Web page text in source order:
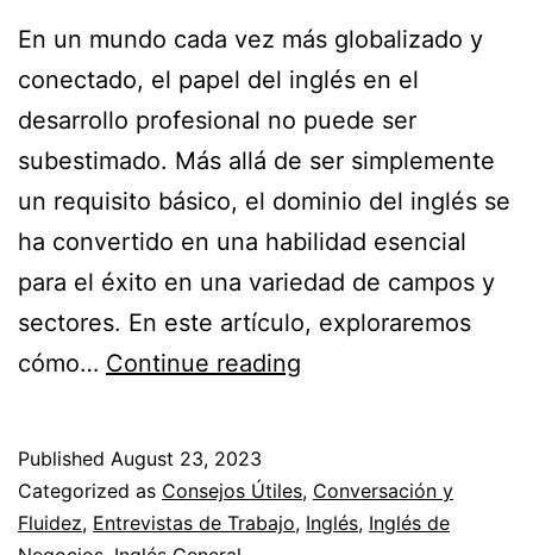
En un mundo cada vez más globalizado y
conectado, el papel del inglés en el
desarrollo profesional no puede ser
subestimado. Más allá de ser simplemente
un requisito básico, el dominio del inglés se
ha convertido en una habilidad esencial
para el éxito en una variedad de campos y
sectores. En este artículo, exploraremos
cómo… Continue reading
el
papel
Published August 23, 2023
Categorized as Consejos Útiles, Conversación y
Fluidez, Entrevistas de Trabajo, Inglés, Inglés de